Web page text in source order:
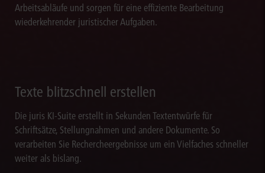
Arbeitsabläufe und sorgen für eine effiziente Bearbeitung
wiederkehrender juristischer Aufgaben.
Texte blitzschnell erstellen
Die juris KI-Suite erstellt in Sekunden Textentwürfe für
Schriftsätze, Stellungnahmen und andere Dokumente. So
verarbeiten Sie Rechercheergebnisse um ein Vielfaches schneller
weiter als bislang.